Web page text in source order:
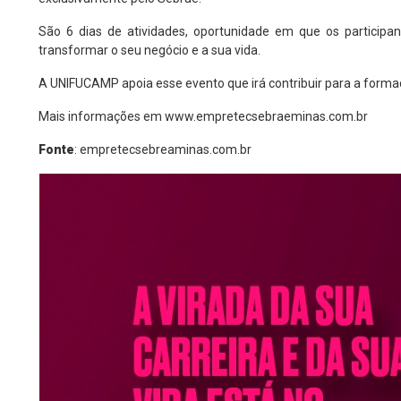
São 6 dias de atividades, oportunidade em que os
transformar o seu negócio e a sua vida.
A UNIFUCAMP apoia esse evento que irá contribuir para a
Mais informações emwww.empretecsebraeminas.com.br
Fonte:empretecsebreaminas.com.br